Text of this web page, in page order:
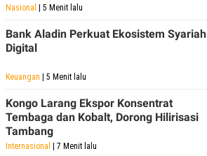
C
T
A
K
I
E
N
P
P
E
R
D
E
R
T
I
S
Nasional | 5 Menit lalu
Bank Aladin Perkuat Ekosistem Syariah
Digital
Keuangan | 5 Menit lalu
Kongo Larang Ekspor Konsentrat
Tembaga dan Kobalt, Dorong Hilirisasi
Tambang
Internasional | 7 Menit lalu